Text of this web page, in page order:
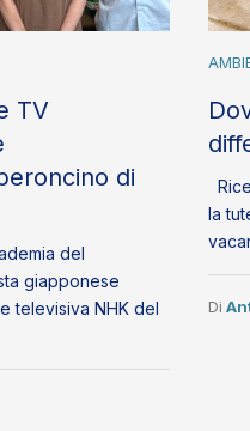
TV
di
del
giapponese
televisiva NHK del
la
Di